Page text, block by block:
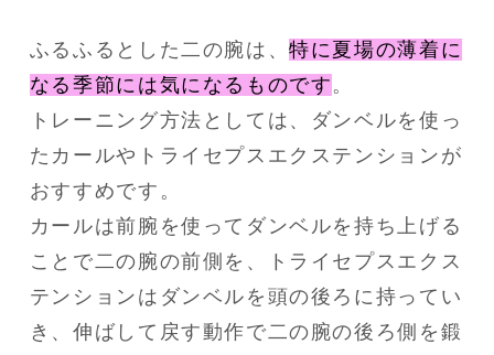
ふるふるとした二の腕は、特に夏場の薄着に
なる季節には気になるものです。
トレーニング方法としては、ダンベルを使っ
たカールやトライセプスエクステンションが
おすすめです。
カールは前腕を使ってダンベルを持ち上げる
ことで二の腕の前側を、トライセプスエクス
テンションはダンベルを頭の後ろに持ってい
き、伸ばして戻す動作で二の腕の後ろ側を鍛